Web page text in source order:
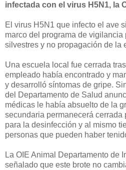
infectada con el virus H5N1, la
El virus H5N1 que infecto el ave
marco del programa de
silvestres y no propagación de la
Una escuela local fue cerrada
empleado había encontrado y
y desarrolló síntomas de gripe.
del Departamento de Salud
médicas le había absuelto de la
secundaria permanecerá cerrada
para la desinfección y al mismo
personas que pueden haber
La OIE Animal Departamento de
señalado que este brote no